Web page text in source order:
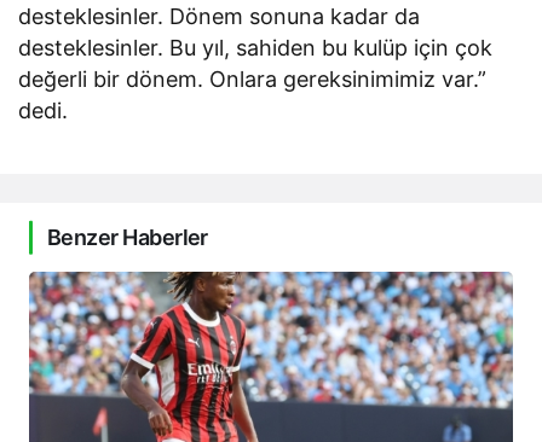
desteklesinler. Dönem sonuna kadar da
desteklesinler. Bu yıl, sahiden bu kulüp için çok
değerli bir dönem. Onlara gereksinimimiz var.”
dedi.
Benzer Haberler